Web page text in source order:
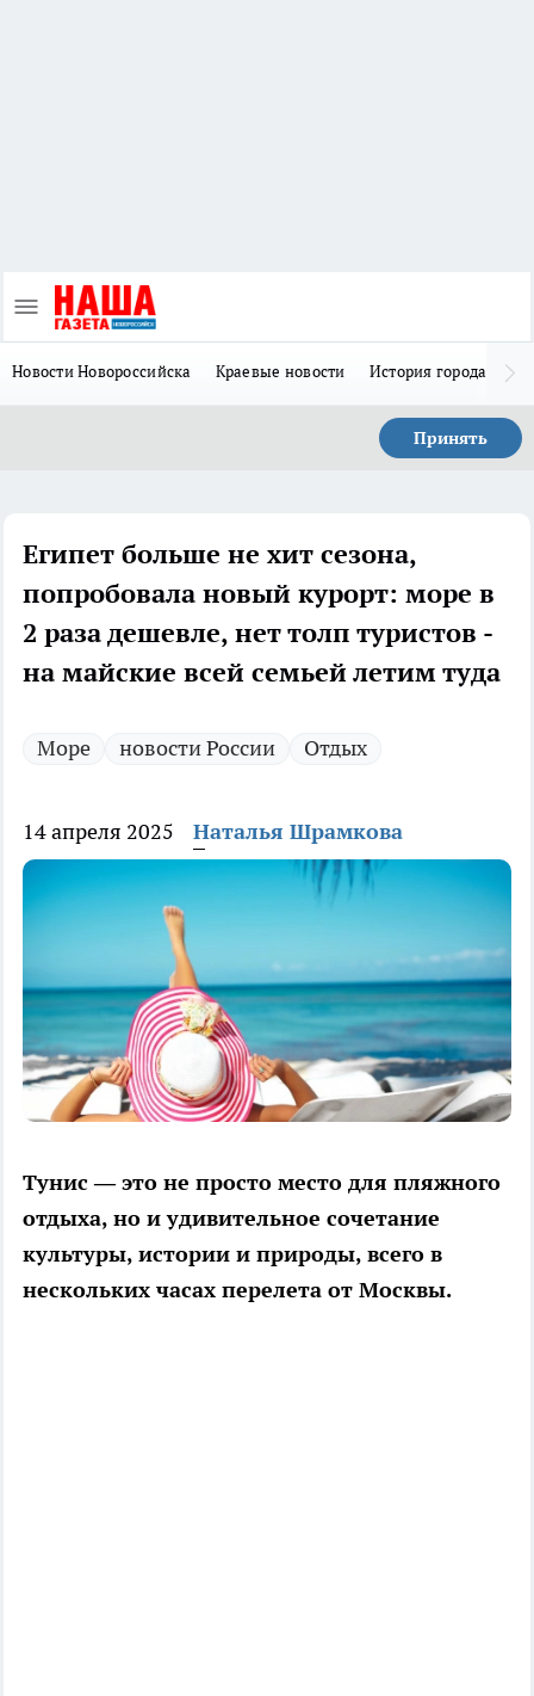
Новости Новороссийска Краевые новости История города Н
Принять
Египет больше не хит сезона,
попробовала новый курорт: море в
2 раза дешевле, нет толп туристов -
на майские всей семьей летим туда
Море новости России Отдых
14 апреля 2025 Наталья Шрамкова
Тунис — это не просто место для пляжного
отдыха, но и удивительное сочетание
культуры, истории и природы, всего в
нескольких часах перелета от Москвы.